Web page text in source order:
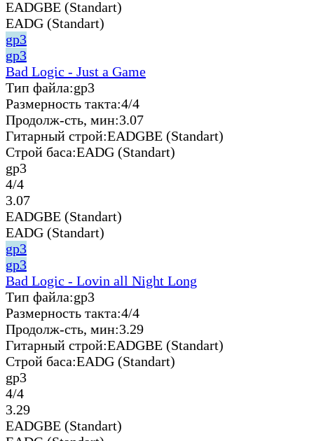
EADGBE (Standart)
EADG (Standart)
gp3
gp3
Bad Logic - Just a Game
Тип файла:gp3
Размерность такта:4/4
Продолж-сть, мин:3.07
Гитарный строй:EADGBE (Standart)
Строй баса:EADG (Standart)
gp3
4/4
3.07
EADGBE (Standart)
EADG (Standart)
gp3
gp3
Bad Logic - Lovin all Night Long
Тип файла:gp3
Размерность такта:4/4
Продолж-сть, мин:3.29
Гитарный строй:EADGBE (Standart)
Строй баса:EADG (Standart)
gp3
4/4
3.29
EADGBE (Standart)